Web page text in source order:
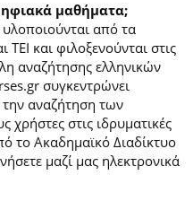
μαθήματα;
από τα
και φιλοξενούνται στις
αναζήτησης ελληνικών
συγκεντρώνει
αναζήτηση των
χρήστες στις ιδρυματικές
το Ακαδημαϊκό Διαδίκτυο
μαζί μας ηλεκτρονικά